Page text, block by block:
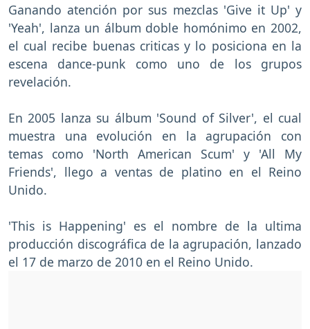
Ganando atención por sus mezclas 'Give it Up' y
'Yeah', lanza un álbum doble homónimo en 2002,
el cual recibe buenas criticas y lo posiciona en la
escena dance-punk como uno de los grupos
revelación.
En 2005 lanza su álbum 'Sound of Silver', el cual
muestra una evolución en la agrupación con
temas como 'North American Scum' y 'All My
Friends', llego a ventas de platino en el Reino
Unido.
'This is Happening' es el nombre de la ultima
producción discográfica de la agrupación, lanzado
el 17 de marzo de 2010 en el Reino Unido.